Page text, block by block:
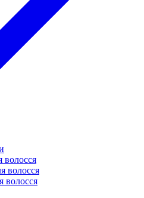
волосся
волосся
волосся